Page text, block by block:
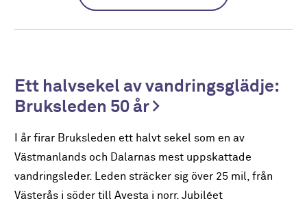
Ett halvsekel av vandringsglädje:
Bruksleden 50 år
I år firar Bruksleden ett halvt sekel som en av
Västmanlands och Dalarnas mest uppskattade
vandringsleder. Leden sträcker sig över 25 mil, från
Västerås i söder till Avesta i norr. Jubiléet